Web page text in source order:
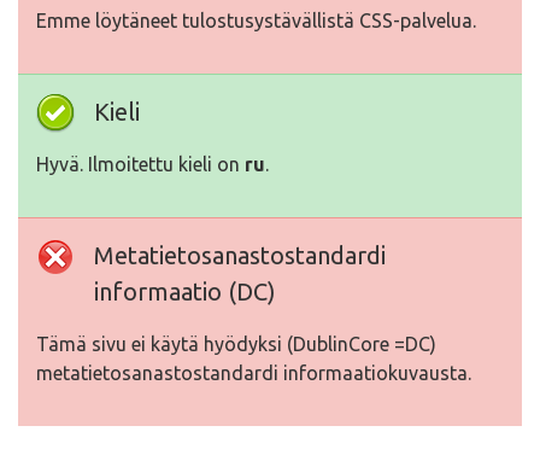
Emme löytäneet tulostusystävällistä CSS-palvelua.
Kieli
Hyvä. Ilmoitettu kieli on ru.
Metatietosanastostandardi
informaatio (DC)
Tämä sivu ei käytä hyödyksi (DublinCore =DC)
metatietosanastostandardi informaatiokuvausta.